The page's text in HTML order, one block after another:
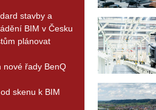
stavby a
BIM v Česku
plánovat
nové řady BenQ
skenu k BIM